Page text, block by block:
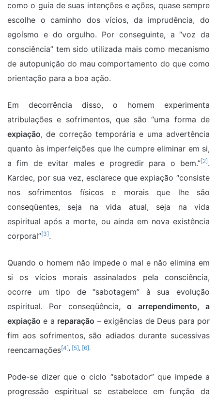
como o guia de suas intenções e ações, quase sempre
escolhe o caminho dos vícios, da imprudência, do
egoísmo e do orgulho. Por conseguinte, a “voz da
consciência” tem sido utilizada mais como mecanismo
de autopunição do mau comportamento do que como
orientação para a boa ação.
Em decorrência disso, o homem experimenta
atribulações e sofrimentos, que são “uma forma de
expiação, de correção temporária e uma advertência
quanto às imperfeições que lhe cumpre eliminar em si,
a fim de evitar males e progredir para o bem.”[2].
Kardec, por sua vez, esclarece que expiação “consiste
nos sofrimentos físicos e morais que lhe são
conseqüentes, seja na vida atual, seja na vida
espiritual após a morte, ou ainda em nova existência
corporal”[3].
Quando o homem não impede o mal e não elimina em
si os vícios morais assinalados pela consciência,
ocorre um tipo de “sabotagem” à sua evolução
espiritual. Por conseqüência, o arrependimento, a
expiação e a reparação – exigências de Deus para por
fim aos sofrimentos, são adiados durante sucessivas
reencarnações[4], [5], [6].
Pode-se dizer que o ciclo “sabotador” que impede a
progressão espiritual se estabelece em função da